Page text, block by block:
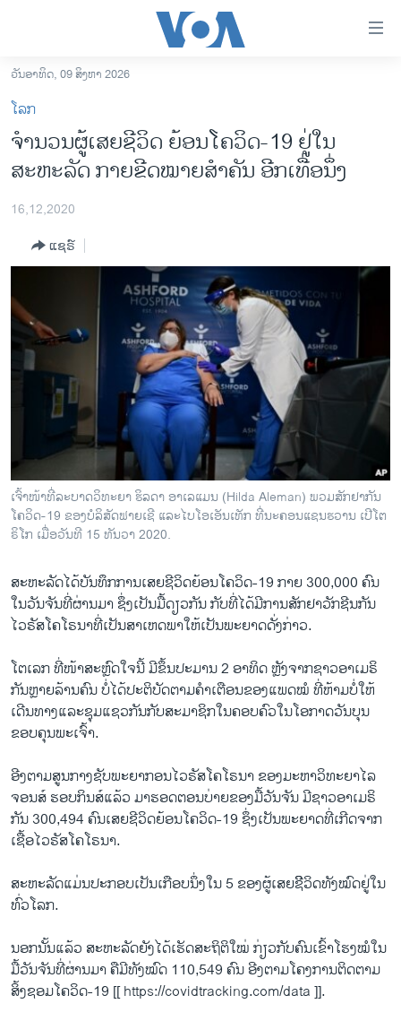
ເຂົ້າ
ຫາ
ຂ້າມ
ຂ້າມ
ຫາ
ລາວ
ອາເມຣິກາ
ຂ່າວ​ຈີນ
ໂລກ
ອິດສະຫຼະພາບດ້ານການຂ່າວ
ຊີວິດຊາວລາວ
ຊຸມຊົນຊາວລາວ
ວິທະຍາສາດ-ເທັກໂນໂລຈີ
ທຸລະກິດ
ພາສາອັງກິດ
ວີດີໂອ
ສຽງ
ລາຍການກະຈາຍສຽງ
ລາຍງານ
ຕິດຕາມພວກເຮົາ ທີ່
ພາສາຕ່າງໆ
ວັນອາທິດ, 09 ສິງຫາ 2026
ໂລກ
ຈຳນວນຜູ້ເສຍຊີວິດ ຍ້ອນໂຄວິດ-19 ຢູ່ໃນ
ສະຫະລັດ ກາຍຂີດໝາຍສຳຄັນ ອີກເທື່ອນຶ່ງ
16,12,2020
ແຊຣ໌
ເຈົ້າໜ້າທີ່ລະບາດວິທະຍາ ຮິລດາ ອາເລແມນ (Hilda Aleman) ພວມສັກຢາກັນ
ໂຄວິດ-19 ຂອງບໍລິສັດຟາຍເຊີ ແລະໄບໂອເອັນເທັກ ທີ່ນະຄອນແຊນຮວານ ເປີໂຕ
ຣິໂກ ເມື່ອວັນທີ 15 ທັນວາ 2020.
ສະຫະລັດໄດ້ບັນທຶກການເສຍຊີວິດຍ້ອນໂຄວິດ-19 ກາຍ 300,000 ຄົນ
ໃນວັນຈັນທີ່ຜ່ານມາ ຊຶ່ງເປັນມື້ດຽວກັນ ກັບທີ່ໄດ້ມີການສັກຢາວັກຊີນກັນ
ໄວຣັສໂຄໂຣນາທີ່ເປັນສາເຫດພາໃຫ້ເປັນພະຍາດດັ່ງກ່າວ.
ໂຕເລກ ທີ່ໜ້າສະຫຼົດໃຈນີ້ ມີຂຶ້ນປະມານ 2 ອາທິດ ຫຼັງຈາກຊາວອາເມຣິ
ກັນຫຼາຍລ້ານຄົນ ບໍ່ໄດ້ປະຕິບັດຕາມຄຳເຕືອນຂອງແພດໝໍ ທີ່ຫ້າມບໍ່ໃຫ້
ເດີນທາງແລະຊຸມແຊວກັນກັບສະມາຊິກໃນຄອບຄົວໃນໂອກາດວັນບຸນ
ຂອບຄຸນພະເຈົ້າ.
ອີງຕາມສູນກາງຊັບພະຍາກອນໄວຣັສໂຄໂຣນາ ຂອງມະຫາວິທະຍາໄລ
ຈອນສ໌ ຮອບກິນສ໌ແລ້ວ ມາຮອດຕອນບ່າຍຂອງມື້ວັນຈັນ ມີຊາວອາເມຣິ
ກັນ 300,494 ຄົນເສຍຊີວິດຍ້ອນໂຄວິດ-19 ຊຶ່ງເປັນພະຍາດທີ່ເກີດຈາກ
ເຊື້ອໄວຣັສໂຄໂຣນາ.
ສະຫະລັດແມ່ນປະກອບເປັນເກືອບນຶ່ງໃນ 5 ຂອງຜູ້ເສຍຊີິວິດທັງໝົດຢູ່ໃນ
ທົ່ວໂລກ.
ນອກນັ້ນແລ້ວ ສະຫະລັດຍັງໄດ້ເຮັດສະຖິຕິໃໝ່ ກ່ຽວກັບຄົນເຂົ້າໂຮງໝໍໃນ
ມື້ວັນຈັນທີ່ຜ່ານມາ ຄືມີທັງໝົດ 110,549 ຄົນ ອີງຕາມໂຄງການຕິດຕາມ
ສິ້ງຊອມໂຄວິດ-19 [[ https://covidtracking.com/data ]].